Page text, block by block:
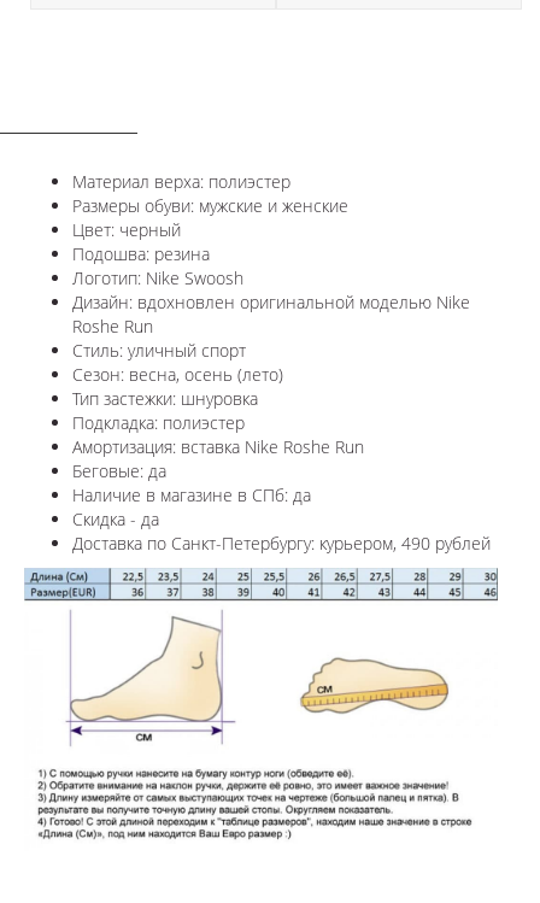
Материал верха: полиэстер
Размеры обуви: мужские и женские
Цвет: черный
Подошва: резина
Логотип: Nike Swoosh
Дизайн: вдохновлен оригинальной моделью Nike
Roshe Run
Стиль: уличный спорт
Сезон: весна, осень (лето)
Тип застежки: шнуровка
Подкладка: полиэстер
Амортизация: вставка Nike Roshe Run
Беговые: да
Наличие в магазине в СПб: да
Скидка - да
Доставка по Санкт-Петербургу: курьером, 490 рублей